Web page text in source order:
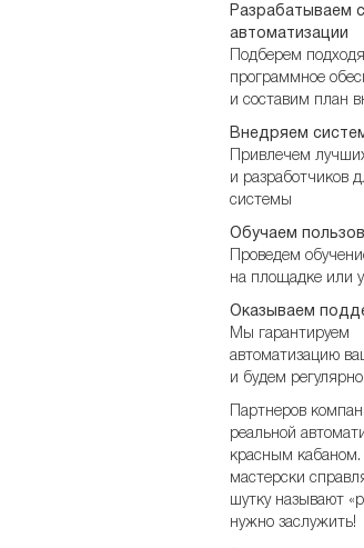
Разрабатываем
автоматизации
Подберем
программное
и составим план
Внедряем
Привлечем
и разработчиков
системы
Обучаем
Проведем
на площадке или
Оказываем
Мы гарантируем
автоматизацию
и будем
Партнеров
реальной
красным кабаном.
мастерски
шутку называют
нужно заслужить!